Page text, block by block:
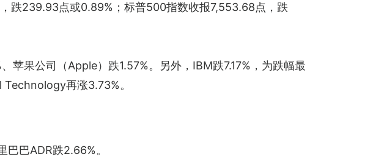
跌239.93点或0.89%；标普500指数收报7,553.68点，跌
果公司（Apple）跌1.57%。另外，IBM跌7.17%，为跌幅最
再涨3.73%。
巴ADR跌2.66%。